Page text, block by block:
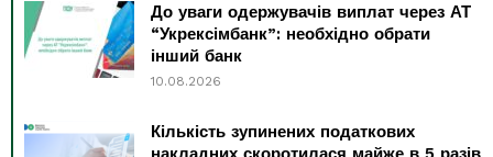
До уваги одержувачів виплат через АТ
“Укрексімбанк”: необхідно обрати
інший банк
10.08.2026
Кількість зупинених податкових